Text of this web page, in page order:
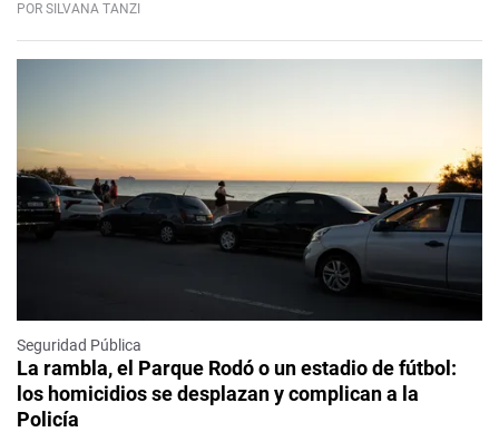
POR SILVANA TANZI
Seguridad Pública
La rambla, el Parque Rodó o un estadio de fútbol:
los homicidios se desplazan y complican a la
Policía